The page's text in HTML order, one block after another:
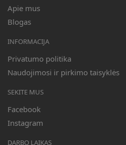
Apie mus
Blogas
INFORMACIJA
Privatumo politika
Naudojimosi ir pirkimo taisyklės
SEKITE MUS
Facebook
Instagram
DARBO LAIKAS